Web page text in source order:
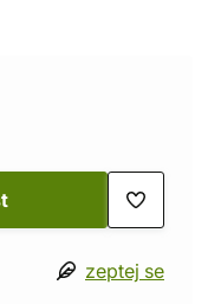
zeptej se